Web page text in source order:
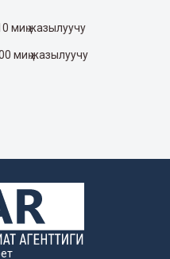
миң жазылуучу
миң жазылуучу